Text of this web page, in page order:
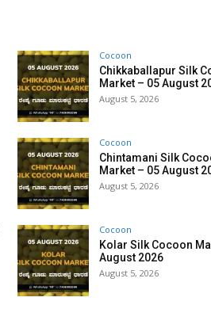
Cocoon
Chikkaballapur Silk
Market – 05 August
August 5, 2026
Cocoon
Chintamani Silk
Market – 05 August
August 5, 2026
Cocoon
Kolar Silk Cocoon
August 2026
August 5, 2026